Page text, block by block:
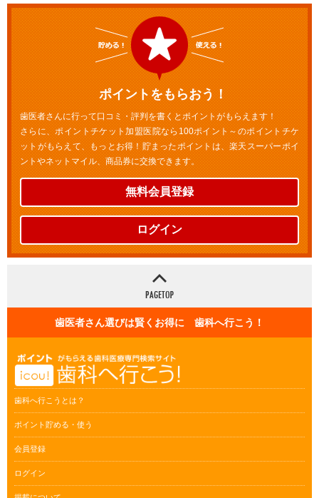
ポイントをもらおう！
歯医者さんに行って口コミ・評判を書くとポイントがもらえます！
さらに、ポイントチケット加盟医院なら100ポイント～のポイントチケ
ットがもらえて、もっとお得！貯まったポイントは、楽天スーパーポイ
ントやネットマイル、商品券に交換できます。
無料会員登録
ログイン
歯医者さん選びは賢くお得に 歯科へ行こう！
歯科へ行こうとは？
ポイント貯める・使う
会員登録
ログイン